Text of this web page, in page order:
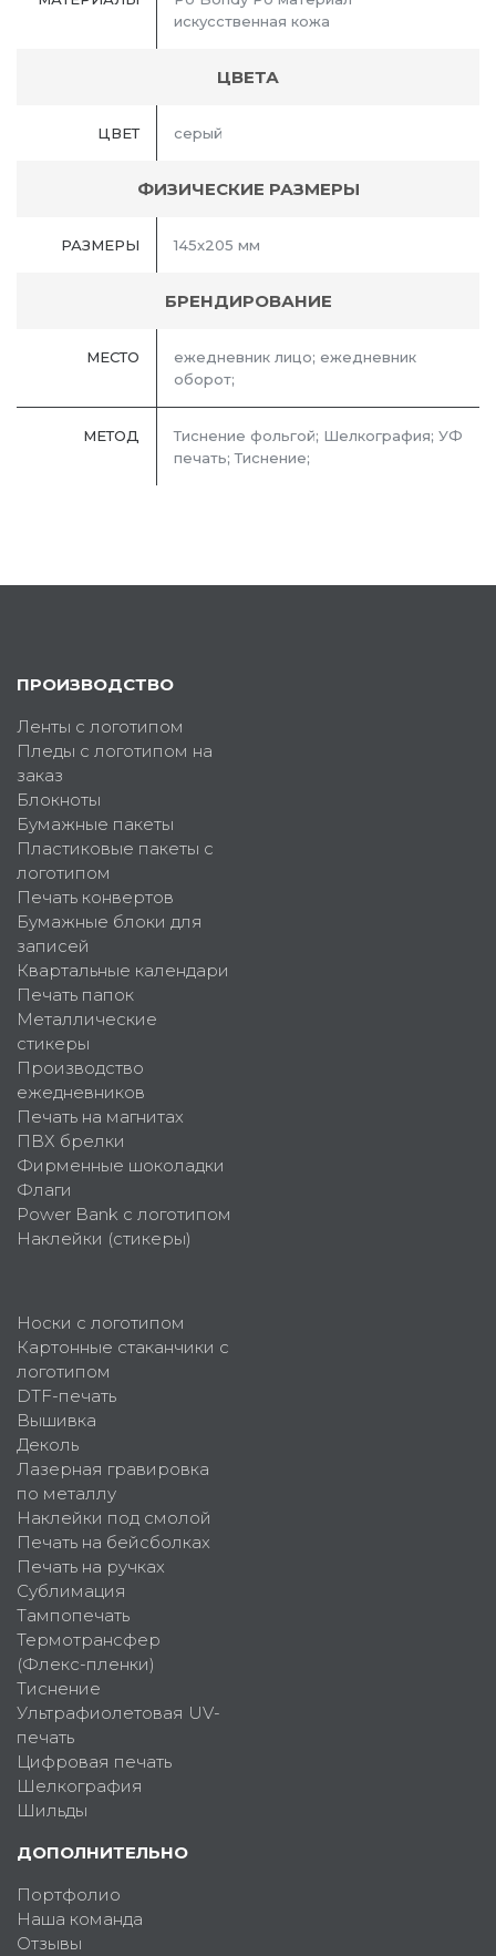
искусственная кожа
ЦВЕТА
ЦВЕТ серый
ФИЗИЧЕСКИЕ РАЗМЕРЫ
РАЗМЕРЫ 145x205 мм
БРЕНДИРОВАНИЕ
МЕСТО
ежедневник лицо; ежедневник
оборот;
МЕТОД
Тиснение фольгой; Шелкография; УФ
печать; Тиснение;
ПРОИЗВОДСТВО
Ленты с логотипом
Пледы с логотипом на
заказ
Блокноты
Бумажные пакеты
Пластиковые пакеты с
логотипом
Печать конвертов
Бумажные блоки для
записей
Квартальные календари
Печать папок
Металлические
стикеры
Производство
ежедневников
Печать на магнитах
ПВХ брелки
Фирменные шоколадки
Флаги
Power Bank с логотипом
Наклейки (стикеры)
Носки с логотипом
Картонные стаканчики с
логотипом
DTF-печать
Вышивка
Деколь
Лазерная гравировка
по металлу
Наклейки под смолой
Печать на бейсболках
Печать на ручках
Сублимация
Тампопечать
Термотрансфер
(Флекс-пленки)
Тиснение
Ультрафиолетовая UV-
печать
Цифровая печать
Шелкография
Шильды
ДОПОЛНИТЕЛЬНО
Портфолио
Наша команда
Отзывы